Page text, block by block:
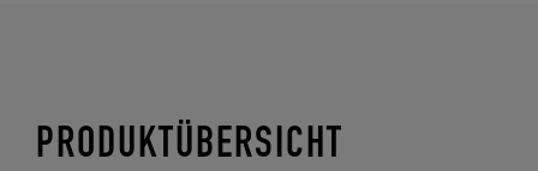
PRODUKTÜBERSICHT